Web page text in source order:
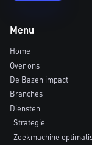
Menu
Home
Over ons
De Bazen impact
Branches
Diensten
Strategie
Zoekmachine